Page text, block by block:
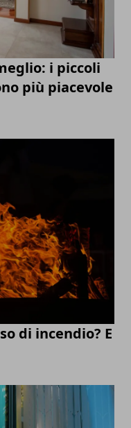
i piccoli
più piacevole
di incendio? E